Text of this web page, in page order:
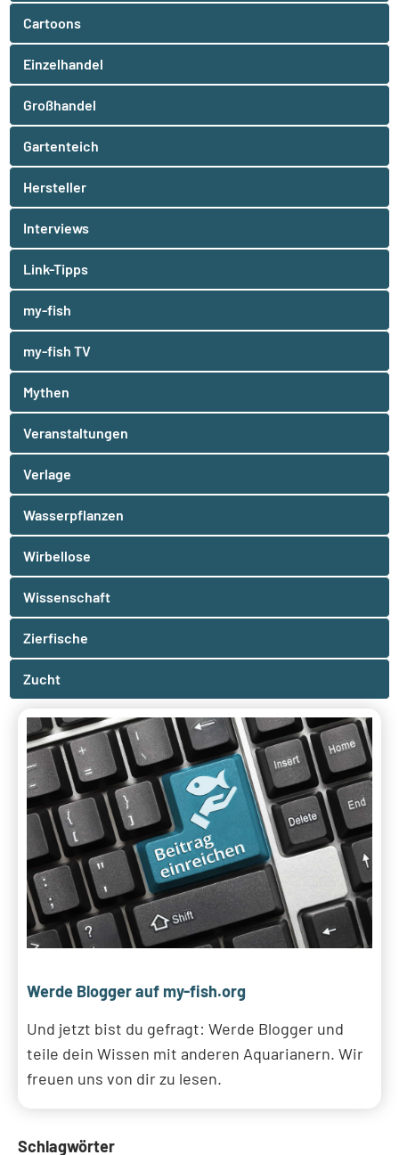
Cartoons
Einzelhandel
Großhandel
Gartenteich
Hersteller
Interviews
Link-Tipps
my-fish
my-fish TV
Mythen
Veranstaltungen
Verlage
Wasserpflanzen
Wirbellose
Wissenschaft
Zierfische
Zucht
Werde Blogger auf my-fish.org
Und jetzt bist du gefragt: Werde Blogger und
teile dein Wissen mit anderen Aquarianern. Wir
freuen uns von dir zu lesen.
Schlagwörter